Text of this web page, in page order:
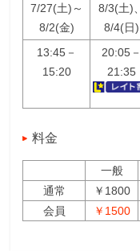
7/27(土)～
8/2(金)
8/3(土)、
8/4(日)
13:45－
15:20
20:05－
21:35
料金
一般
通常
￥1800
会員
￥1500